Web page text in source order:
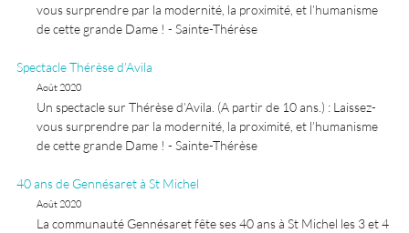
vous surprendre par la modernité, la proximité, et l’humanisme
de cette grande Dame ! - Sainte-Thérèse
Spectacle Thérèse d’Avila
Août 2020
Un spectacle sur Thérèse d’Avila. (A partir de 10 ans.) : Laissez-
vous surprendre par la modernité, la proximité, et l’humanisme
de cette grande Dame ! - Sainte-Thérèse
40 ans de Gennésaret à St Michel
Août 2020
La communauté Gennésaret fête ses 40 ans à St Michel les 3 et 4